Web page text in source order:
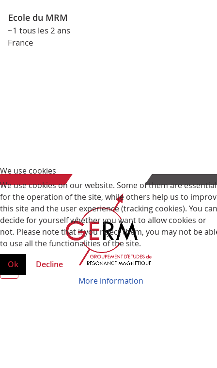
Ecole du MRM
~1 tous les 2 ans
France
We use cookies
We use cookies on our website. Some of them are essential
for the operation of the site, while others help us to
this site and the user experience (tracking cookies). You can
decide for yourself whether you want to allow cookies or
not. Please note that if you reject them, you may not be
to use all the functionalities of the site.
Ok
Decline
More information